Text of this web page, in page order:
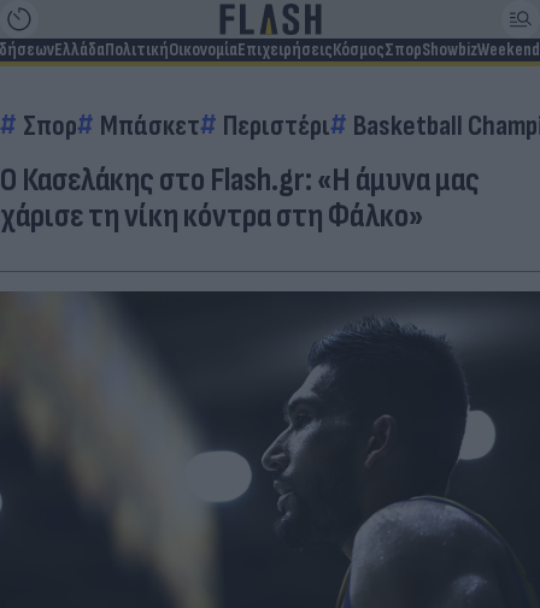
ΕλλάδαΠολιτικήΟικονομίαΕπιχειρήσειςΚόσμοςΣπορShowbizWeekend
Σπορ Μπάσκετ Περιστέρι Basketball
Ο Κασελάκης στο Flash.gr: «Η άμυνα μας
χάρισε τη νίκη κόντρα στη Φάλκο»